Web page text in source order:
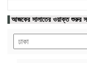
আজকের সালাতের ওয়াক্ত শুরুর